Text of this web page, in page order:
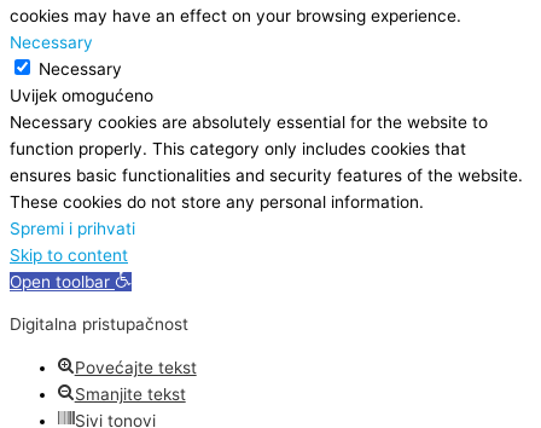
cookies may have an effect on your browsing experience.
Necessary
Necessary
Uvijek omogućeno
Necessary cookies are absolutely essential for the website to
function properly. This category only includes cookies that
ensures basic functionalities and security features of the website.
These cookies do not store any personal information.
Spremi i prihvati
Skip to content
Open toolbar
Digitalna pristupačnost
Povećajte tekst
Smanjite tekst
Sivi tonovi